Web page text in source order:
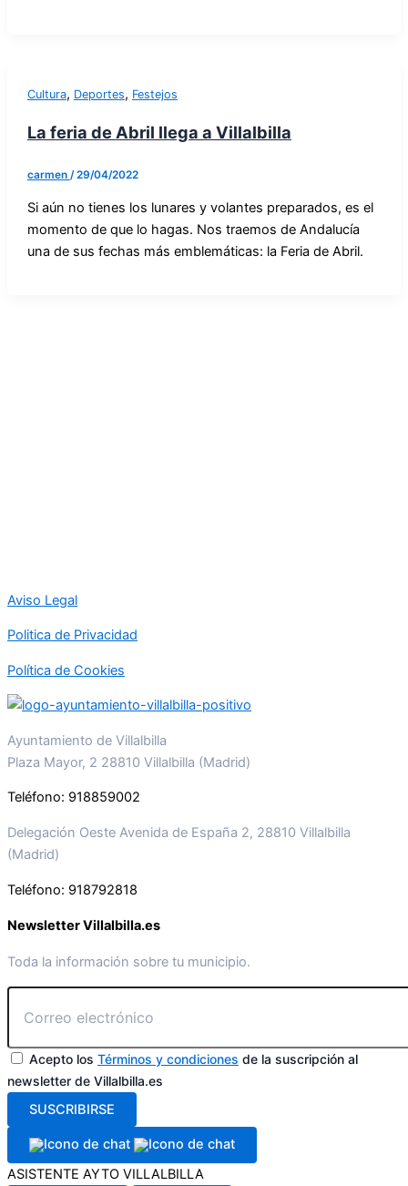
Cultura, Deportes, Festejos
La feria de Abril llega a Villalbilla
carmen /29/04/2022
Si aún no tienes los lunares y volantes preparados, es el
momento de que lo hagas. Nos traemos de Andalucía
una de sus fechas más emblemáticas: la Feria de Abril.
Aviso Legal
Politica de Privacidad
Política de Cookies
Ayuntamiento de Villalbilla
Plaza Mayor, 2 28810 Villalbilla (Madrid)
Teléfono: 918859002
Delegación Oeste Avenida de España 2, 28810 Villalbilla
(Madrid)
Teléfono: 918792818
Newsletter Villalbilla.es
Toda la información sobre tu municipio.
Acepto los Términos y condiciones de la suscripción al
newsletter de Villalbilla.es
SUSCRIBIRSE
ASISTENTE AYTO VILLALBILLA